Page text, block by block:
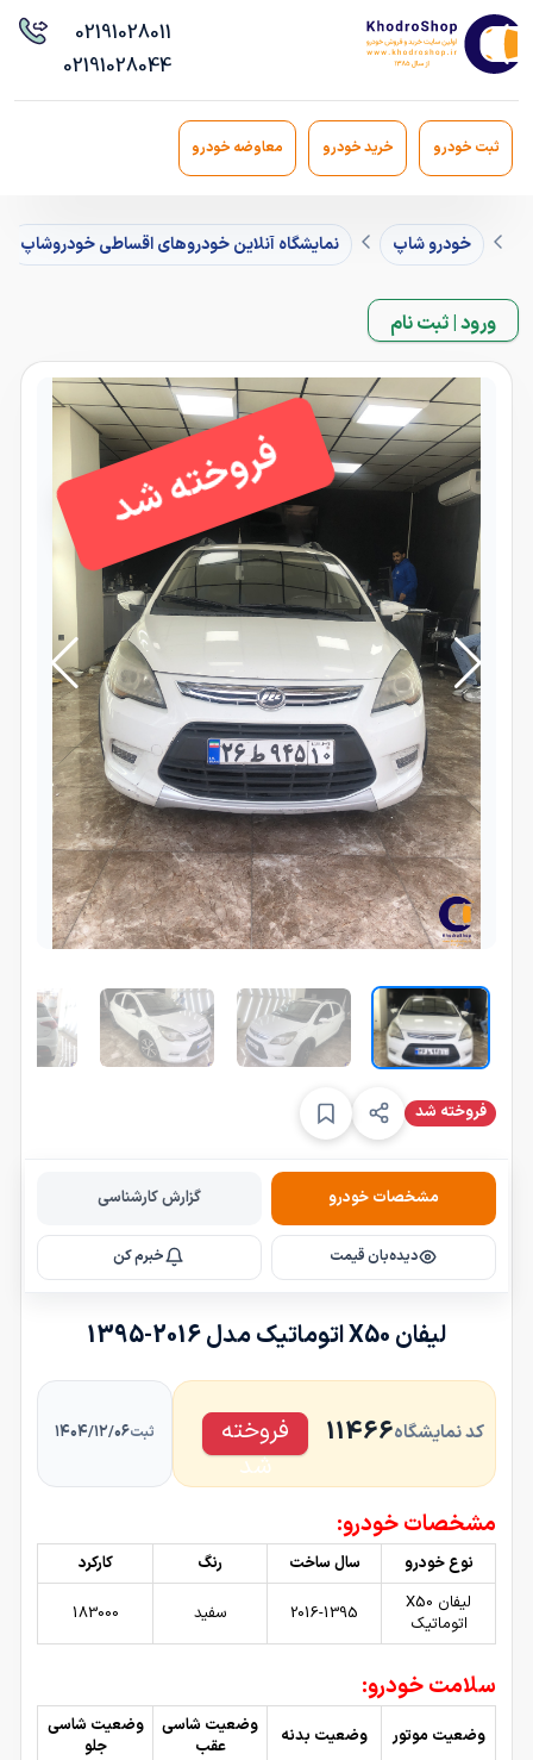
02191028011
02191028044
ثبت خودرو خرید خودرو معاوضه خودرو
خودرو شاپ نمایشگاه آنلاین خودروهای اقساطی خودروشاپ
ورود | ثبت نام
فروخته شد
فروخته شد
مشخصات خودرو گزارش کارشناسی
دیده‌بان قیمت خبرم کن
لیفان X50 اتوماتیک مدل 2016-1395
کد نمایشگاه11466
فروخته
شد
ثبت۱۴۰۴/۱۲/۰۶
مشخصات خودرو:
نوع خودرو سال ساخت رنگ
کارکرد
لیفان X50
اتوماتیک
2016-1395 سفید 183000
سلامت خودرو:
وضعیت موتور وضعیت بدنه
وضعیت شاسی
عقب
وضعیت شاسی
جلو